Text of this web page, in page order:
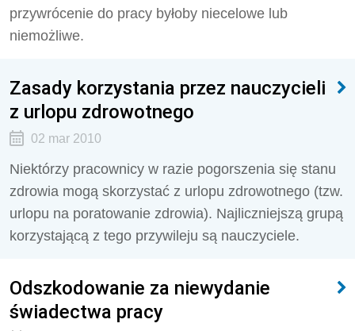
przywrócenie do pracy byłoby niecelowe lub
niemożliwe.
Zasady korzystania przez nauczycieli
z urlopu zdrowotnego
02 mar 2010
Niektórzy pracownicy w razie pogorszenia się stanu
zdrowia mogą skorzystać z urlopu zdrowotnego (tzw.
urlopu na poratowanie zdrowia). Najliczniejszą grupą
korzystającą z tego przywileju są nauczyciele.
Odszkodowanie za niewydanie
świadectwa pracy